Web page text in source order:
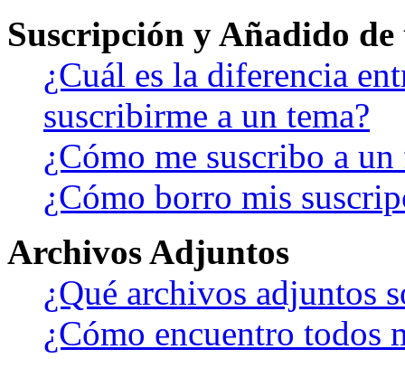
Suscripción y Añadido
¿Cuál es la diferencia
suscribirme a un tema?
¿Cómo me suscribo a
¿Cómo borro mis
Archivos Adjuntos
¿Qué archivos adjuntos
¿Cómo encuentro todos